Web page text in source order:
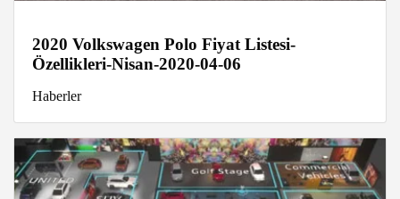
2020 Volkswagen Polo Fiyat Listesi-
Özellikleri-Nisan-2020-04-06
Haberler